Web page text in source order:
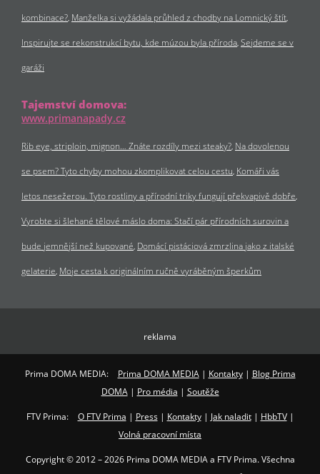
kombinace? Manželka si vyžádala průhled z chodby na Lomnický štít
Inspirujte se rekonstrukcí bytu, kde múzou byla příroda Sejdeme se v
garáži
Tajemství domova:
www.primanapady.cz
Rib eye, striploin, mignon… Znáte rozdíly mezi steaky? Na dovolenou
se psem? Tyto chyby mohou zkomplikovat celou cestu Komáři vás
letos nesežerou. Tyto rostliny a přírodní triky fungují překvapivě dobře
Vyrobte si šlehané tělové máslo doma: Stačí pár přírodních surovin a
bude jemnější než kupované Domácí pistáciová zmrzlina jako z italské
gelaterie Moje cesta k originálním ručně vyráběným šperkům
reklama
Prima DOMA MEDIA: Prima DOMA MEDIA| Kontakty| Blog Prima
DOMA| Pro média | Soutěže
FTV Prima: O FTV Prima | Press| Kontakty| Jak naladit| HbbTV|
Volná pracovní místa
Copyright © 2012 – 2026 Prima DOMA MEDIA a FTV Prima. Všechna